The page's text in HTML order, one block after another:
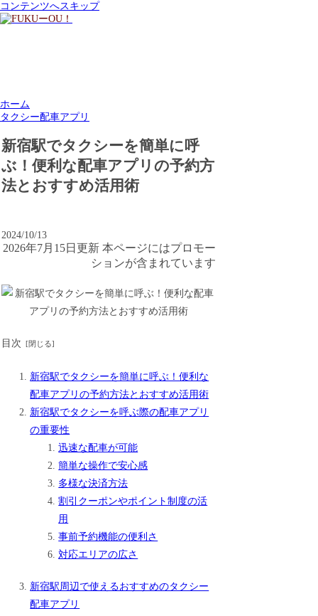
コンテンツへスキップ
ホーム
タクシー配車アプリ
新宿駅でタクシーを簡単に呼
ぶ！便利な配車アプリの予約方
法とおすすめ活用術
2024/10/13
2026年7月15日更新 本ページにはプロモー
ションが含まれています
目次
新宿駅でタクシーを簡単に呼ぶ！便利な
配車アプリの予約方法とおすすめ活用術
新宿駅でタクシーを呼ぶ際の配車アプリ
の重要性
迅速な配車が可能
簡単な操作で安心感
多様な決済方法
割引クーポンやポイント制度の活
用
事前予約機能の便利さ
対応エリアの広さ
新宿駅周辺で使えるおすすめのタクシー
配車アプリ